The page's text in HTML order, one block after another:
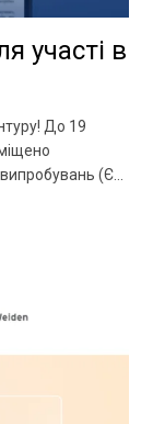
участі в
До 19
(ЄВІ